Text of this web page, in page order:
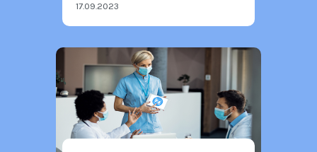
17.09.2023